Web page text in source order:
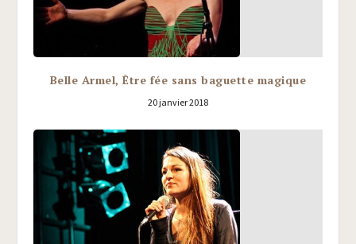
Belle Armel, Être fée sans baguette magique
20 janvier 2018